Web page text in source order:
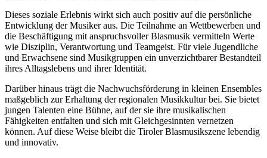
Dieses soziale Erlebnis wirkt sich auch positiv auf die persönliche
Entwicklung der Musiker aus. Die Teilnahme an Wettbewerben und
die Beschäftigung mit anspruchsvoller Blasmusik vermitteln Werte
wie Disziplin, Verantwortung und Teamgeist. Für viele Jugendliche
und Erwachsene sind Musikgruppen ein unverzichtbarer Bestandteil
ihres Alltagslebens und ihrer Identität.
Darüber hinaus trägt die Nachwuchsförderung in kleinen Ensembles
maßgeblich zur Erhaltung der regionalen Musikkultur bei. Sie bietet
jungen Talenten eine Bühne, auf der sie ihre musikalischen
Fähigkeiten entfalten und sich mit Gleichgesinnten vernetzen
können. Auf diese Weise bleibt die Tiroler Blasmusikszene lebendig
und innovativ.